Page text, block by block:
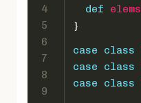
4
5
6
7
8
9
def
elems
}
case
class
case
class
case
class